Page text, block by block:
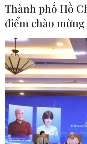
Trụ sở của Bộ Tài
Tổng Bí thư đáng
Thành phố Hồ
điểm chào mừng